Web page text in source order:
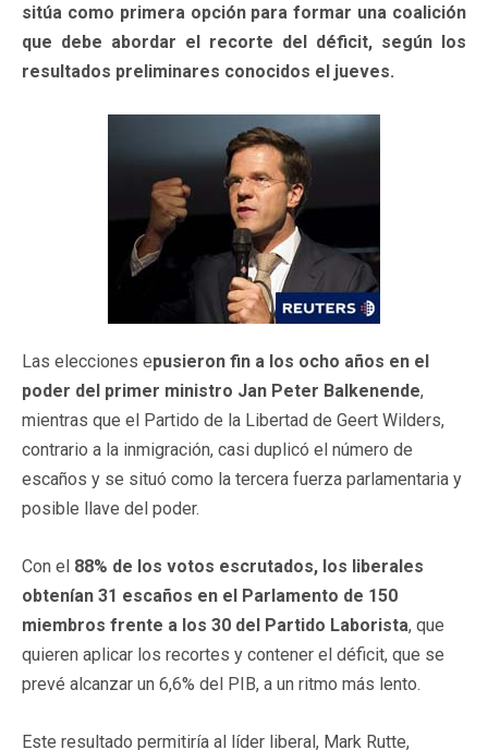
sitúa como primera opción para formar una coalición
que debe abordar el recorte del déficit, según los
resultados preliminares conocidos el jueves.
Las elecciones epusieron fin a los ocho años en el
poder del primer ministro Jan Peter Balkenende,
mientras que el Partido de la Libertad de Geert Wilders,
contrario a la inmigración, casi duplicó el número de
escaños y se situó como la tercera fuerza parlamentaria y
posible llave del poder.
Con el 88% de los votos escrutados, los liberales
obtenían 31 escaños en el Parlamento de 150
miembros frente a los 30 del Partido Laborista, que
quieren aplicar los recortes y contener el déficit, que se
prevé alcanzar un 6,6% del PIB, a un ritmo más lento.
Este resultado permitiría al líder liberal, Mark Rutte,